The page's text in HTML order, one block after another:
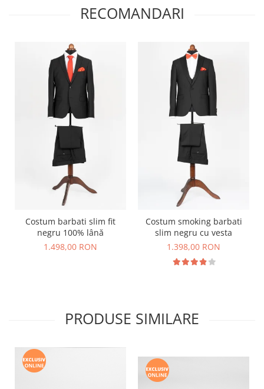
RECOMANDARI
Costum barbati slim fit
negru 100% lână
1.498,00 RON
Costum smoking barbati
slim negru cu vesta
1.398,00 RON
PRODUSE SIMILARE